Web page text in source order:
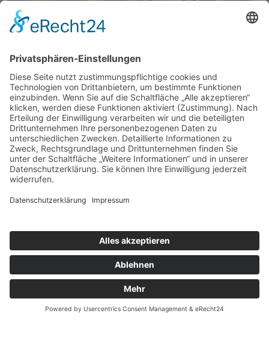
Hauptgeschäftsstelle
Tel.: 05121 5906-0
Fax: 05121 5906-180
info@asbhildesheim.de
Kreisverband Hildesheim/Hameln-
Pyrmont
Goslarsche Landstraße 23
31135 Hildesheim